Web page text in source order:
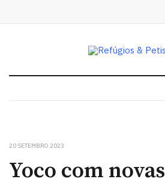
20 SETEMBRO 2023
Yoco com novas